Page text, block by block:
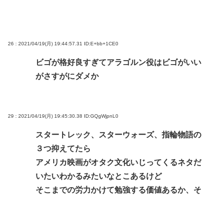
26 : 2021/04/19(月) 19:44:57.31 ID:E+bb+1CE0
ビゴが格好良すぎてアラゴルン役はビゴがいい
がさすがにダメか
29 : 2021/04/19(月) 19:45:30.38 ID:GQgWjpnL0
スタートレック、スターウォーズ、指輪物語の
３つ抑えてたら
アメリカ映画がオタク文化いじってくるネタだ
いたいわかるみたいなとこあるけど
そこまでの労力かけて勉強する価値あるか、そ